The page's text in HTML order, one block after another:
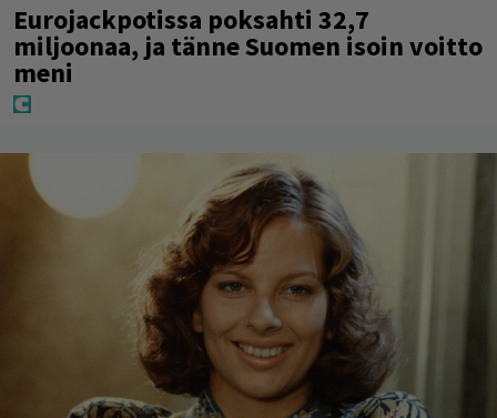
Eurojackpotissa poksahti 32,7
miljoonaa, ja tänne Suomen isoin voitto
meni